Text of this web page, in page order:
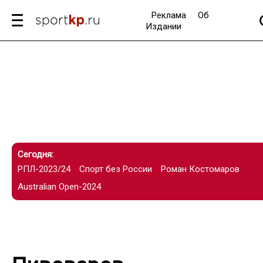
Реклама
Об
Издании
Сегодня:
РПЛ-2023/24
Спорт без России
Роман Костомаров
Australian Open-2024